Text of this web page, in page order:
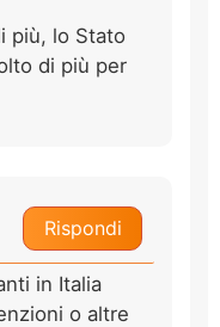
più, lo Stato
di più per
Rispondi
in Italia
o altre